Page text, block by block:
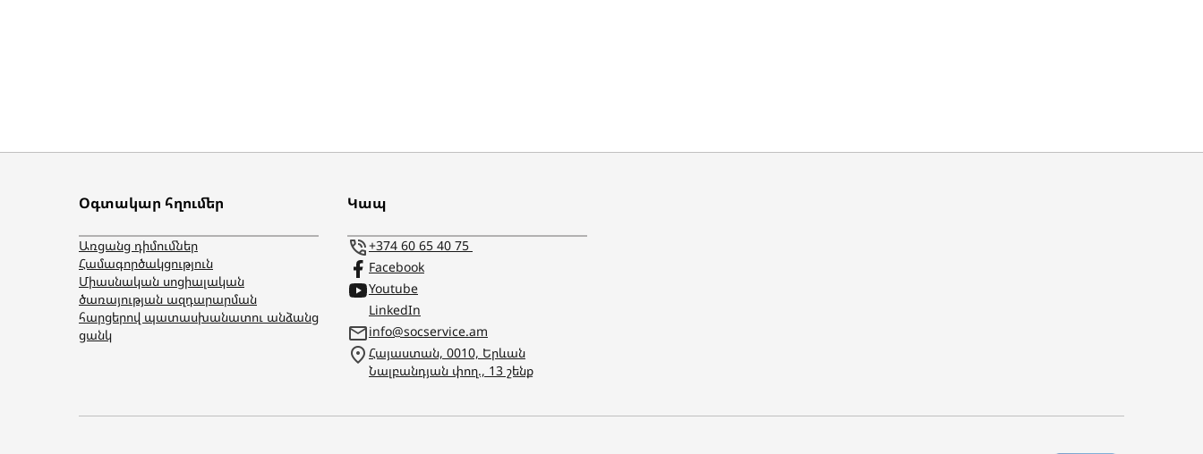
Օգտակար հղումեր
Առցանց դիմումներ
Համագործակցություն
Միասնական սոցիալական
ծառայության ազդարարման
հարցերով պատասխանատու անձանց
ցանկ
Կապ
+374 60 65 40 75
Facebook
Youtube
LinkedIn
info@socservice.am
Հայաստան, 0010, Երևան
Նալբանդյան փող., 13 շենք